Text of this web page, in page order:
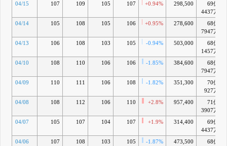
04/15
107 109 105 107 +0.94% 298,500
69億
4437万
04/14
105 108 105 106 +0.95% 278,600
68億
7947万
04/13
106 108 103 105 -0.94% 503,000
68億
1457万
04/10
108 110 106 106 -1.85% 384,600
68億
7947万
04/09
110 111 106 108 -1.82% 351,300
70億
927万
04/08
108 112 106 110 +2.8% 957,400
71億
3907万
04/07
105 107 104 107 +1.9% 314,400
69億
4437万
04/06
107 108 103 105 -1.87% 473,500
68億